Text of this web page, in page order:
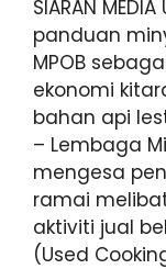
SIARAN
panduan
MPOB
ekonomi
bahan api
– Lembaga
mengesa
ramai
aktiviti jual
(Used